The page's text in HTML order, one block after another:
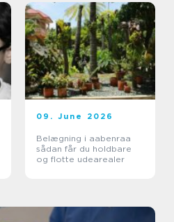
09. June 2026
Belægning i aabenraa
sådan får du holdbare
og flotte udearealer